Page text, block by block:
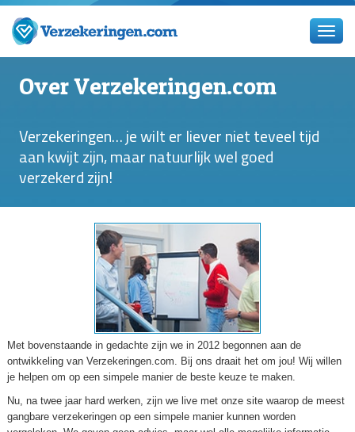
Over Verzekeringen.com
Verzekeringen… je wilt er liever niet teveel tijd
aan kwijt zijn, maar natuurlijk wel goed
verzekerd zijn!
Met bovenstaande in gedachte zijn we in 2012 begonnen aan de
ontwikkeling van Verzekeringen.com. Bij ons draait het om jou! Wij willen
je helpen om op een simpele manier de beste keuze te maken.
Nu, na twee jaar hard werken, zijn we live met onze site waarop de meest
gangbare verzekeringen op een simpele manier kunnen worden